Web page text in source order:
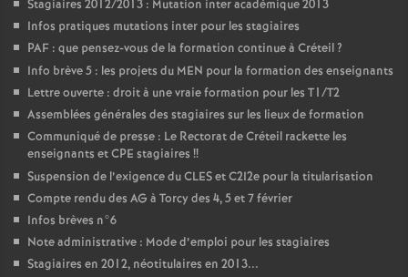
Stagiaires 2012/2013 : Mutation inter académique 2013
Infos pratiques mutations inter pour les stagiaires
PAF : que pensez-vous de la formation continue à Créteil?
Info brève 5 : les projets du MEN pour la formation des enseignants
Lettre ouverte : droit à une vraie formation pour les T1/T2
Assemblées générales des stagiaires sur les lieux de formation
Communiqué de presse : Le Rectorat de Créteil rackette les
enseignants etCPE stagiaires !!
Suspension de l’exigence duCLESet C2I2e pour la titularisation
Compte rendu des AG à Torcy des 4, 5 et 7 février
Infos brèves n°6
Note administrative : Mode d’emploi pour les stagiaires
Stagiaires en 2012, néotitulaires en 2013...